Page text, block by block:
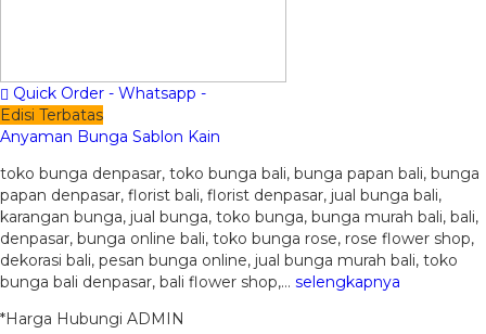
Quick Order - Whatsapp -
Edisi Terbatas
Anyaman Bunga Sablon Kain
toko bunga denpasar, toko bunga bali, bunga papan bali, bunga
papan denpasar, florist bali, florist denpasar, jual bunga bali,
karangan bunga, jual bunga, toko bunga, bunga murah bali, bali,
denpasar, bunga online bali, toko bunga rose, rose flower shop,
dekorasi bali, pesan bunga online, jual bunga murah bali, toko
bunga bali denpasar, bali flower shop,… selengkapnya
*Harga Hubungi ADMIN